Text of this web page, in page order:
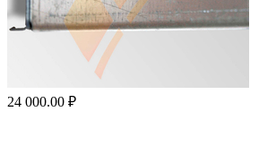
24 000.00 ₽